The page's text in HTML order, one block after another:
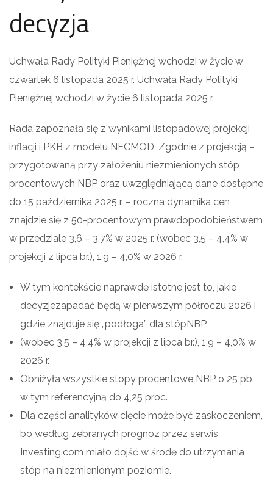
decyzja
Uchwała Rady Polityki Pieniężnej wchodzi w życie w
czwartek 6 listopada 2025 r. Uchwała Rady Polityki
Pieniężnej wchodzi w życie 6 listopada 2025 r.
Rada zapoznała się z wynikami listopadowej projekcji
inflacji i PKB z modelu NECMOD. Zgodnie z projekcją –
przygotowaną przy założeniu niezmienionych stóp
procentowych NBP oraz uwzględniającą dane dostępne
do 15 października 2025 r. – roczna dynamika cen
znajdzie się z 50-procentowym prawdopodobieństwem
w przedziale 3,6 – 3,7% w 2025 r. (wobec 3,5 – 4,4% w
projekcji z lipca br.), 1,9 – 4,0% w 2026 r.
W tym kontekście naprawdę istotne jest to, jakie
decyzjezapadać będą w pierwszym półroczu 2026 i
gdzie znajduje się „podłoga” dla stópNBP.
(wobec 3,5 – 4,4% w projekcji z lipca br.), 1,9 – 4,0% w
2026 r.
Obniżyła wszystkie stopy procentowe NBP o 25 pb.,
w tym referencyjną do 4,25 proc.
Dla części analityków cięcie może być zaskoczeniem,
bo według zebranych prognoz przez serwis
Investing.com miało dojść w środę do utrzymania
stóp na niezmienionym poziomie.